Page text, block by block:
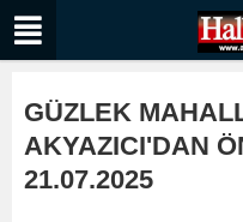
GÜZLEK
AKYAZICI'DAN
21.07.2025